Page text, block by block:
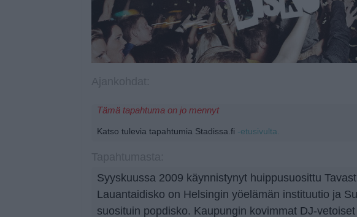
Tämä tapahtuma on jo mennyt
Katso tulevia tapahtumia Stadissa.fi -etusivulta.
Syyskuussa 2009 käynnistynyt huippusuosittu
Lauantaidisko on Helsingin yöelämän instituutio ja
suosituin popdisko. Kaupungin kovimmat DJ-vetoiset